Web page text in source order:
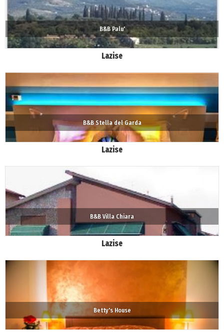
B&B Palu'
Lazise
B&B Stella del Garda
Lazise
B&B Villa Chiara
Lazise
Betty's House